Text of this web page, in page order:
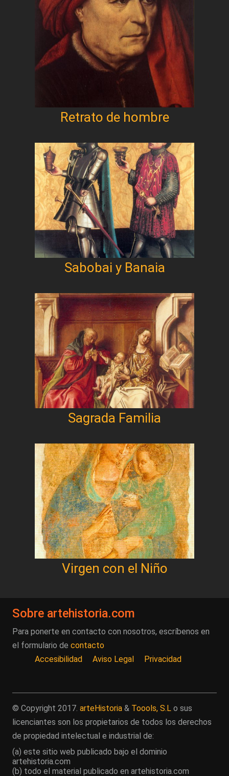
Retrato de hombre
Sabobai y Banaia
Sagrada Familia
Virgen con el Niño
Sobre artehistoria.com
Para ponerte en contacto con nosotros, escríbenos en
el formulario de contacto
Accesibilidad
Aviso Legal Privacidad
© Copyright 2017. arteHistoria & Toools, S.L o sus
licenciantes son los propietarios de todos los derechos
de propiedad intelectual e industrial de:
(a) este sitio web publicado bajo el dominio
artehistoria.com
(b) todo el material publicado en artehistoria.com